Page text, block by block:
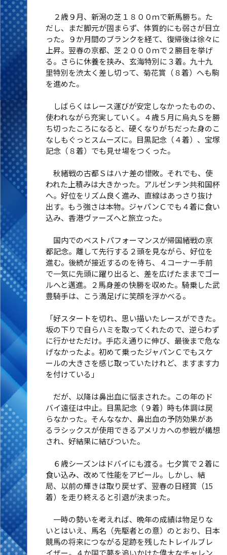
２歳９月、新潟の芝１８００ｍで新馬勝ち。た
だし、まだ脚元が固まらず、体質的にも弱さが目立
った。９か月間のブランクを経て、復帰後は徐々に
上昇。翌春の京都、芝２０００ｍで２勝目を挙げ
る。さらに休養を挟み、玄海特別に３着。九十九
里特別を渋太く差し切って、菊花賞（８着）へも駒
を進めた。
しばらくはレース運びが安定しなかったものの、
使われながら充実していく。４歳５月に烏丸Ｓを勝
ち切ったころになると、硬くなりがちだった身のこ
なしもぐっとスムーズに。目黒記念（４着）、宝塚
記念（８着）でも見せ場をつくった。
秋緒戦の古都Ｓはハナ差の惜敗。それでも、使
われた上積みは大きかった。アルゼンチン共和国杯
へ。好位をリズム良く進み、直線はあっさり抜け
出す。もう強さは本物。ジャパンＣでも４着に食い
込み、香港ヴァーズへと旅立った。
国内でのベストパフォーマンスが帰国緒戦の京
都記念。離して先行する２頭を見ながら、好位を
進む。後続が接近するのを待ち、４コーナー手前
で一気に先頭に躍り出ると、差を広げたままでゴー
ルへと邁進。２馬身差の快勝を収めた。騎乗した武
豊騎手は、こう満足げに笑顔を浮かべる。
「好スタートを切れ、思い描いたレースができた。
坂の下りで自らハミを取ってくれたので、逆らわず
に行かせただけ。手応え通りに伸び、最後まで危な
げなかったよ。初めて乗ったジャパンＣでもスケ
ールの大きさを感じ取っていたけれど、ますます力
を付けている」
だが、以降は鼻出血に悩まされた。この年のド
バイ遠征は中止。目黒記念（９着）時も体調は戻
らなかった。そんななか、鼻出血の予防効果があ
るラシックスが使用できるアメリカへの参戦が構想
され、好結果に結びついた。
６歳シーズンはドバイにも渡る。七夕賞で２着に
食い込み、改めて性能をアピール。しかし、結
局、以前の輝きは取り戻せず、翌春の日経賞（15
着）を走り終えると引退が決まった。
一時の勢いを考えれば、晩年の成績は物足りな
いとはいえ、馬名（先駆者との意）のとおり、日本
競馬の将来につながる足跡を残したトレイルブレ
イザー。４か国で夢を追いかけた偉大なチャレン